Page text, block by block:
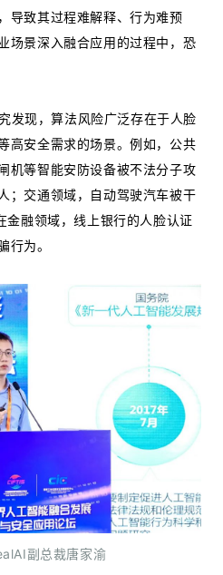
导致其过程难解释、行为难预
场景深入融合应用的过程中，恐
发现，算法风险广泛存在于人脸
高安全需求的场景。例如，公共
机等智能安防设备被不法分子攻
；交通领域，自动驾驶汽车被干
金融领域，线上银行的人脸认证
行为。
副总裁唐家渝